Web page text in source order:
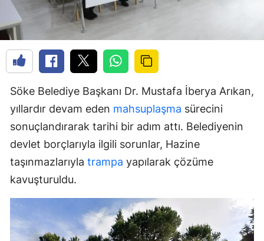
Söke Belediye Başkanı Dr. Mustafa İberya Arıkan,
yıllardır devam eden mahsuplaşma sürecini
sonuçlandırarak tarihi bir adım attı. Belediyenin
devlet borçlarıyla ilgili sorunlar, Hazine
taşınmazlarıyla trampa yapılarak çözüme
kavuşturuldu.